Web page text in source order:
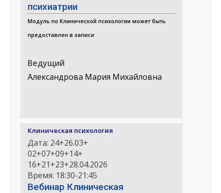
психиатрии
Модуль по Клинической психологии может быть
предоставлен в записи
Ведущий
Александрова Мария Михайловна
Клиническая психология
Дата: 24+26.03+
02+07+09+14+
16+21+23+28.04.2026
Время: 18:30-21:45
Вебинар Клиническая